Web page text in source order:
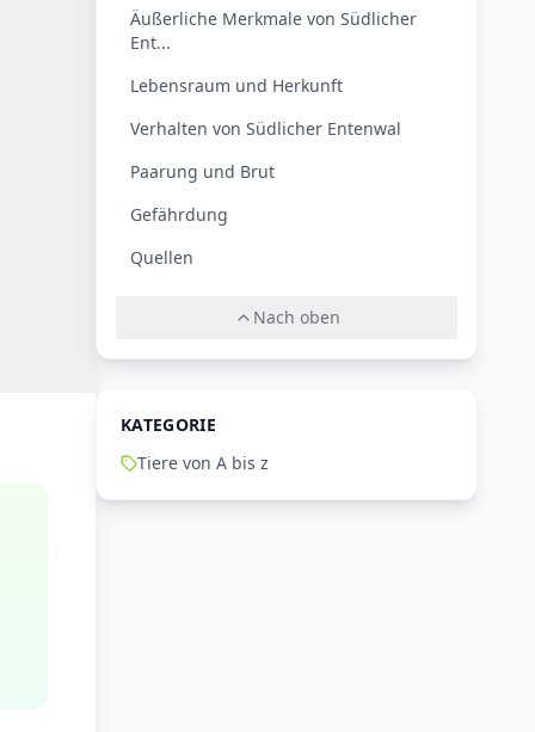
Äußerliche Merkmale von Südlicher
Ent...
Lebensraum und Herkunft
Verhalten von Südlicher Entenwal
Paarung und Brut
Gefährdung
Quellen
Nach oben
KATEGORIE
Tiere von A bis z